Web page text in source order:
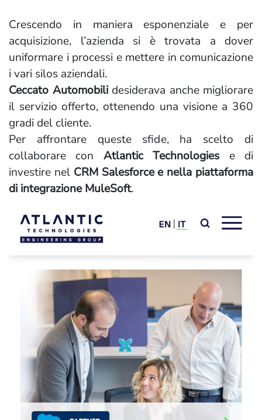
Crescendo in maniera esponenziale e per
acquisizione, l’azienda si è trovata a dover
uniformare i processi e mettere in comunicazione
i vari silos aziendali.
Ceccato Automobilidesiderava anche migliorare
il servizio offerto, ottenendo una visione a 360
gradi del cliente.
Per affrontare queste sfide, ha scelto di
collaborare con Atlantic Technologies e di
investire nel CRM Salesforce e nella piattaforma
di integrazione MuleSoft.